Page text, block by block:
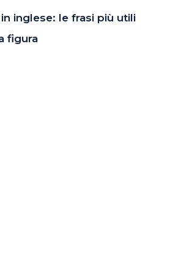
inglese: le frasi più utili
figura